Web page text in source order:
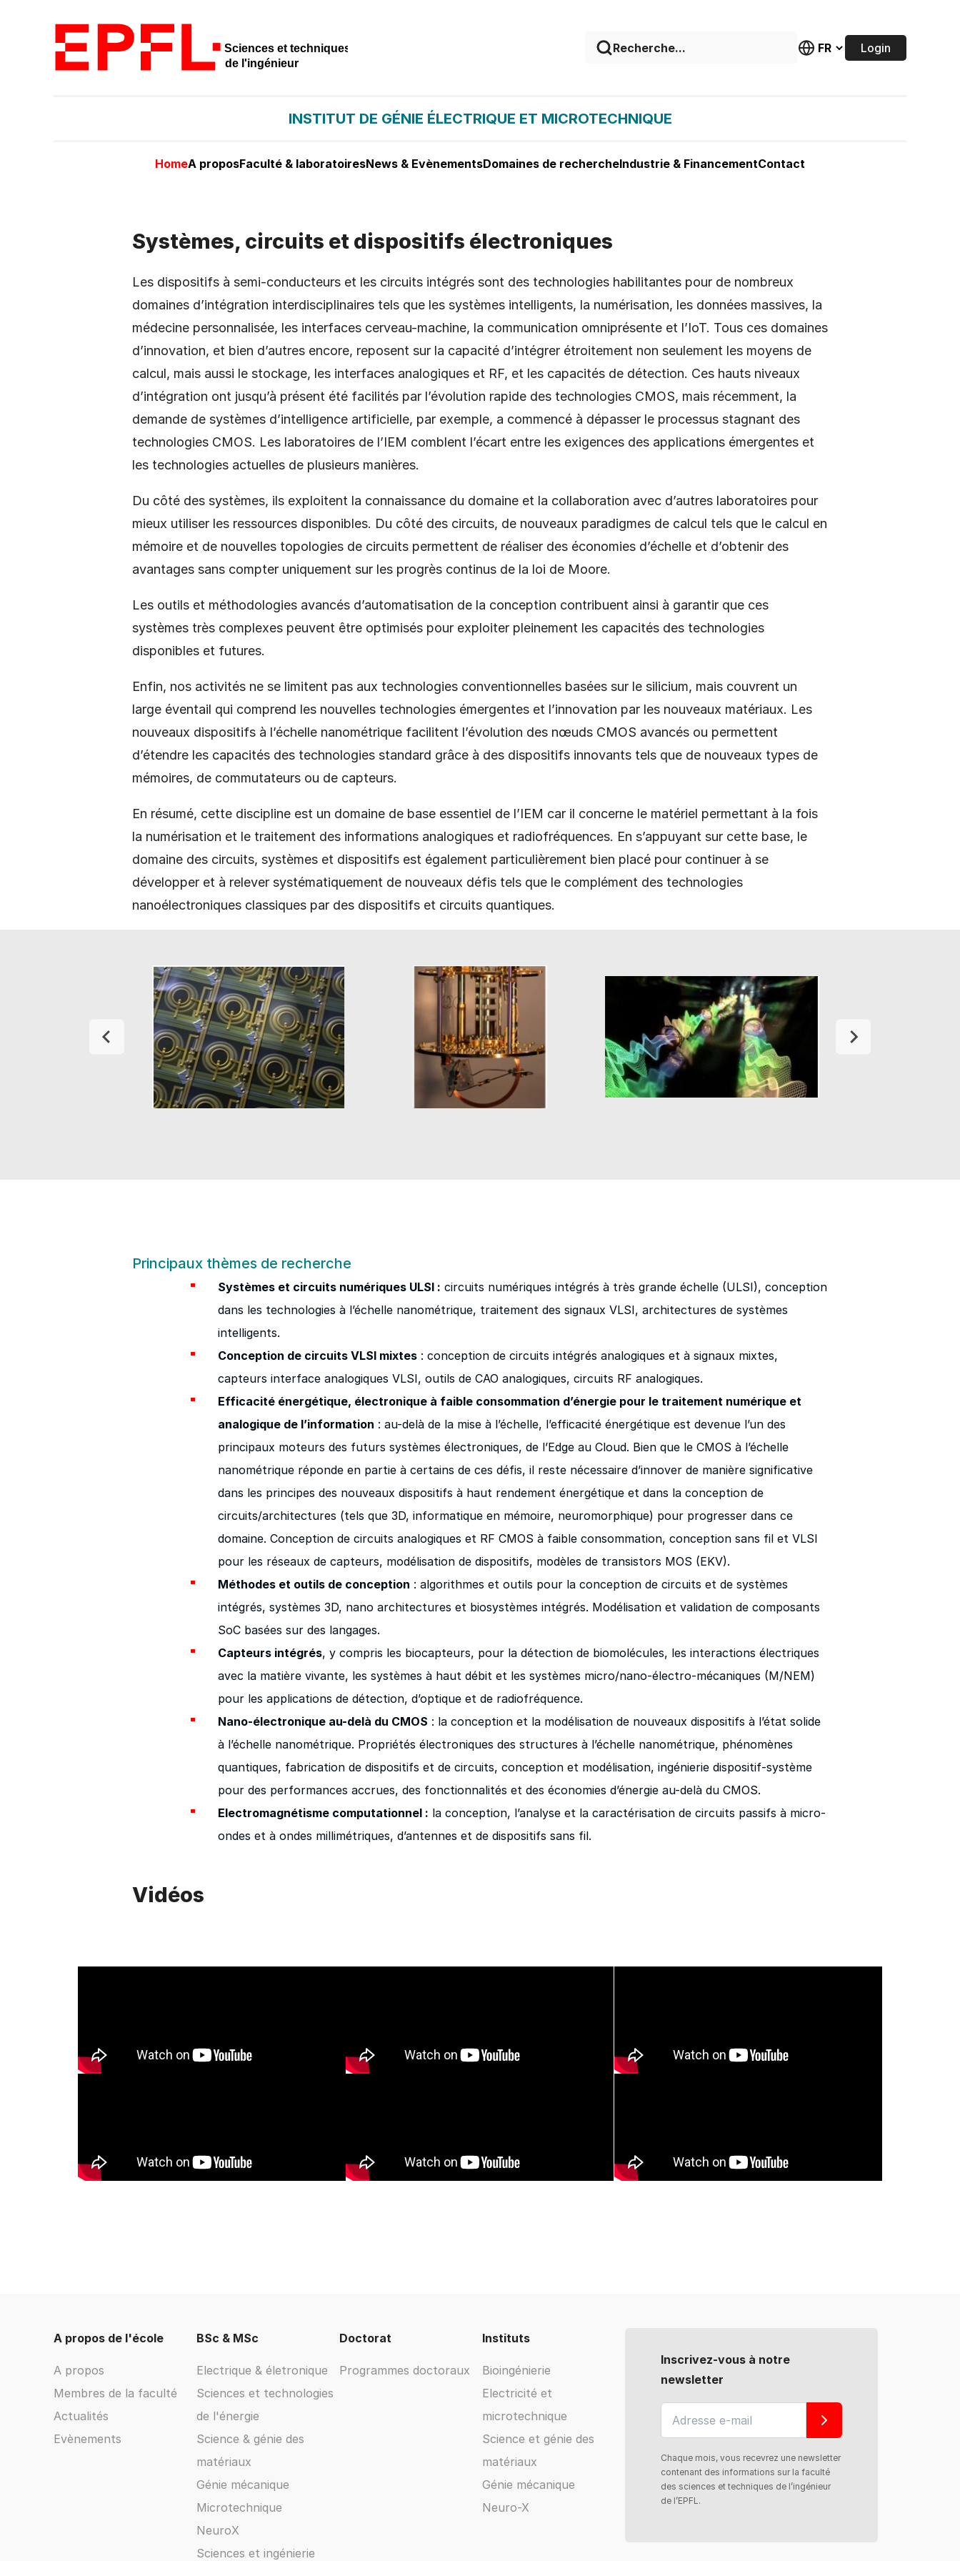
Sciences et techniques
de l'ingénieur
Login
INSTITUT DE GÉNIE ÉLECTRIQUE ET MICROTECHNIQUE
HomeA proposFaculté & laboratoiresNews & EvènementsDomaines de rechercheIndustrie & FinancementContact
Systèmes, circuits et dispositifs électroniques
Les dispositifs à semi-conducteurs et les circuits intégrés sont des technologies habilitantes pour de nombreux
domaines d’intégration interdisciplinaires tels que les systèmes intelligents, la numérisation, les données massives, la
médecine personnalisée, les interfaces cerveau-machine, la communication omniprésente et l’IoT. Tous ces domaines
d’innovation, et bien d’autres encore, reposent sur la capacité d’intégrer étroitement non seulement les moyens de
calcul, mais aussi le stockage, les interfaces analogiques et RF, et les capacités de détection. Ces hauts niveaux
d’intégration ont jusqu’à présent été facilités par l’évolution rapide des technologies CMOS, mais récemment, la
demande de systèmes d’intelligence artificielle, par exemple, a commencé à dépasser le processus stagnant des
technologies CMOS. Les laboratoires de l’IEM comblent l’écart entre les exigences des applications émergentes et
les technologies actuelles de plusieurs manières.
Du côté des systèmes, ils exploitent la connaissance du domaine et la collaboration avec d’autres laboratoires pour
mieux utiliser les ressources disponibles. Du côté des circuits, de nouveaux paradigmes de calcul tels que le calcul en
mémoire et de nouvelles topologies de circuits permettent de réaliser des économies d’échelle et d’obtenir des
avantages sans compter uniquement sur les progrès continus de la loi de Moore.
Les outils et méthodologies avancés d’automatisation de la conception contribuent ainsi à garantir que ces
systèmes très complexes peuvent être optimisés pour exploiter pleinement les capacités des technologies
disponibles et futures.
Enfin, nos activités ne se limitent pas aux technologies conventionnelles basées sur le silicium, mais couvrent un
large éventail qui comprend les nouvelles technologies émergentes et l’innovation par les nouveaux matériaux. Les
nouveaux dispositifs à l’échelle nanométrique facilitent l’évolution des nœuds CMOS avancés ou permettent
d’étendre les capacités des technologies standard grâce à des dispositifs innovants tels que de nouveaux types de
mémoires, de commutateurs ou de capteurs.
En résumé, cette discipline est un domaine de base essentiel de l’IEM car il concerne le matériel permettant à la fois
la numérisation et le traitement des informations analogiques et radiofréquences. En s’appuyant sur cette base, le
domaine des circuits, systèmes et dispositifs est également particulièrement bien placé pour continuer à se
développer et à relever systématiquement de nouveaux défis tels que le complément des technologies
nanoélectroniques classiques par des dispositifs et circuits quantiques.
Principaux thèmes de recherche
Systèmes et circuits numériques ULSI : circuits numériques intégrés à très grande échelle (ULSI), conception
dans les technologies à l’échelle nanométrique, traitement des signaux VLSI, architectures de systèmes
intelligents.
Conception de circuits VLSI mixtes : conception de circuits intégrés analogiques et à signaux mixtes,
capteurs interface analogiques VLSI, outils de CAO analogiques, circuits RF analogiques.
Efficacité énergétique, électronique à faible consommation d’énergie pour le traitement numérique et
analogique de l’information : au-delà de la mise à l’échelle, l’efficacité énergétique est devenue l’un des
principaux moteurs des futurs systèmes électroniques, de l’Edge au Cloud. Bien que le CMOS à l’échelle
nanométrique réponde en partie à certains de ces défis, il reste nécessaire d’innover de manière significative
dans les principes des nouveaux dispositifs à haut rendement énergétique et dans la conception de
circuits/architectures (tels que 3D, informatique en mémoire, neuromorphique) pour progresser dans ce
domaine. Conception de circuits analogiques et RF CMOS à faible consommation, conception sans fil et VLSI
pour les réseaux de capteurs, modélisation de dispositifs, modèles de transistors MOS (EKV).
Méthodes et outils de conception : algorithmes et outils pour la conception de circuits et de systèmes
intégrés, systèmes 3D, nano architectures et biosystèmes intégrés. Modélisation et validation de composants
SoC basées sur des langages.
Capteurs intégrés, y compris les biocapteurs, pour la détection de biomolécules, les interactions électriques
avec la matière vivante, les systèmes à haut débit et les systèmes micro/nano-électro-mécaniques (M/NEM)
pour les applications de détection, d’optique et de radiofréquence.
Nano-électronique au-delà du CMOS : la conception et la modélisation de nouveaux dispositifs à l’état solide
à l’échelle nanométrique. Propriétés électroniques des structures à l’échelle nanométrique, phénomènes
quantiques, fabrication de dispositifs et de circuits, conception et modélisation, ingénierie dispositif-système
pour des performances accrues, des fonctionnalités et des économies d’énergie au-delà du CMOS.
Electromagnétisme computationnel : la conception, l’analyse et la caractérisation de circuits passifs à micro-
ondes et à ondes millimétriques, d’antennes et de dispositifs sans fil.
Vidéos
A propos de l'école
A propos
Membres de la faculté
Actualités
Evènements
BSc & MSc
Electrique & életronique
Sciences et technologies
de l'énergie
Science & génie des
matériaux
Génie mécanique
Microtechnique
NeuroX
Sciences et ingénierie
Doctorat
Programmes doctoraux
Instituts
Bioingénierie
Electricité et
microtechnique
Science et génie des
matériaux
Génie mécanique
Neuro-X
Inscrivez-vous à notre
newsletter
Chaque mois, vous recevrez une newsletter
contenant des informations sur la faculté
des sciences et techniques de l’ingénieur
de l’EPFL.